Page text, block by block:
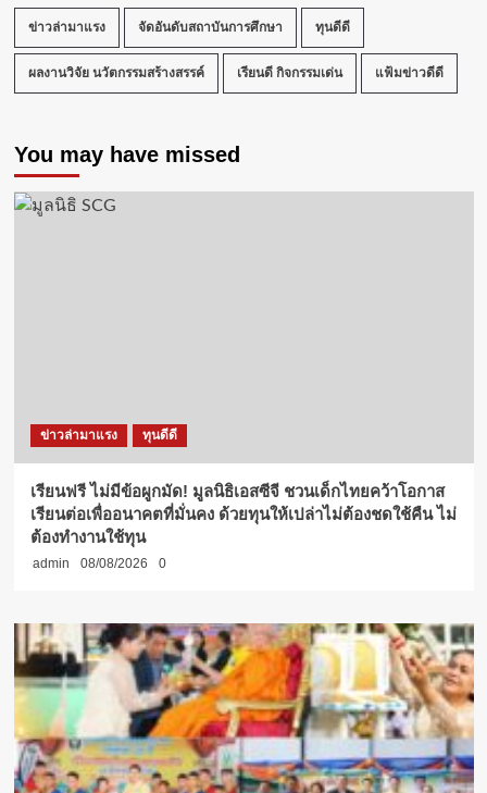
ข่าวล่ามาแรง จัดอันดับสถาบันการศึกษา ทุนดีดี
ผลงานวิจัย นวัตกรรมสร้างสรรค์ เรียนดี กิจกรรมเด่น แฟ้มข่าวดีดี
You may have missed
ข่าวล่ามาแรง ทุนดีดี
เรียนฟรี ไม่มีข้อผูกมัด! มูลนิธิเอสซีจี ชวนเด็กไทยคว้าโอกาส
เรียนต่อเพื่ออนาคตที่มั่นคง ด้วยทุนให้เปล่าไม่ต้องชดใช้คืน ไม่
ต้องทำงานใช้ทุน
admin 08/08/2026 0